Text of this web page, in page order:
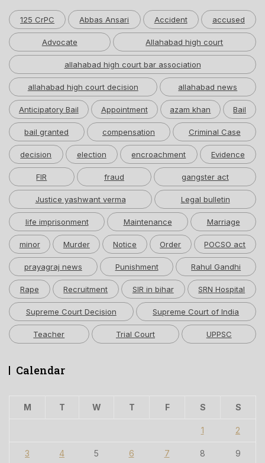
125 CrPC Abbas Ansari Accident accused
Advocate Allahabad high court
allahabad high court bar association
allahabad high court decision allahabad news
Anticipatory Bail Appointment azam khan Bail
bail granted compensation Criminal Case
decision election encroachment Evidence
FIR fraud gangster act
Justice yashwant verma Legal bulletin
life imprisonment Maintenance Marriage
minor Murder Notice Order POCSO act
prayagraj news Punishment Rahul Gandhi
Rape Recruitment SIR in bihar SRN Hospital
Supreme Court Decision Supreme Court of India
Teacher Trial Court UPPSC
Calendar
M T W T F S S
1 2
3 4 5 6 7 8 9